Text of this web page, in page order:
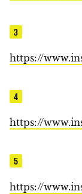
3
https://
4
https://
5
https://